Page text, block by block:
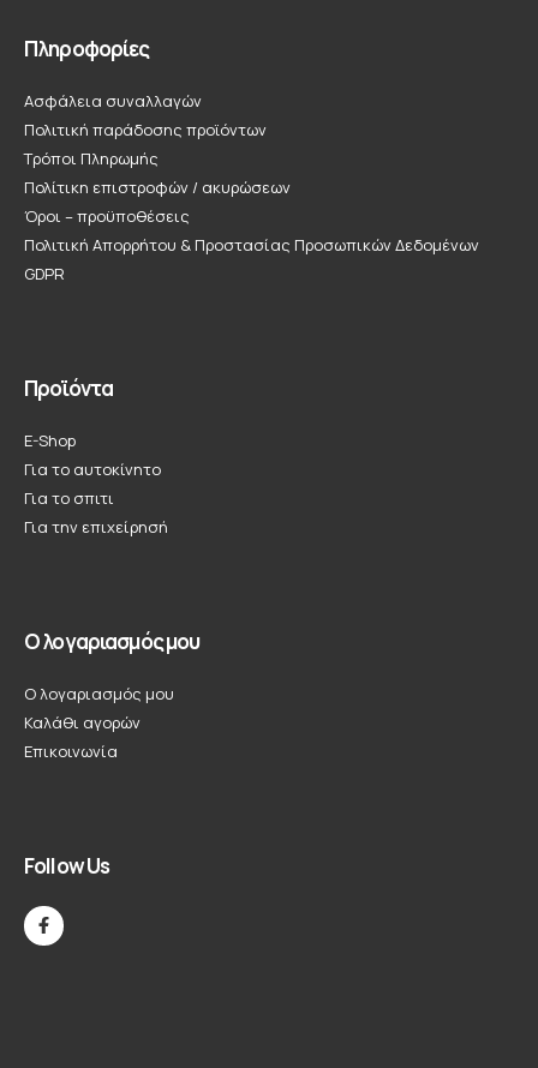
Πληροφορίες
Ασφάλεια συναλλαγών
Πολιτική παράδοσης προϊόντων
Τρόποι Πληρωμής
Πολίτικη επιστροφών / ακυρώσεων
Όροι – προϋποθέσεις
Πολιτική Απορρήτου & Προστασίας Προσωπικών Δεδομένων
GDPR
Προϊόντα
E-Shop
Για το αυτοκίνητο
Για το σπιτι
Για την επιχείρησή
Ο λογαριασμός μου
Ο λογαριασμός μου
Καλάθι αγορών
Επικοινωνία
Follow Us